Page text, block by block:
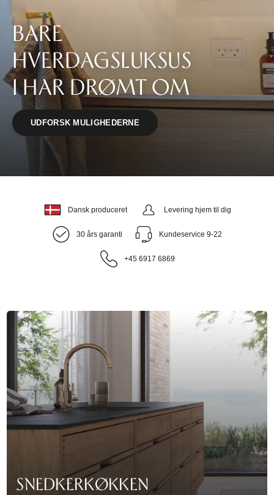
BARE
HVERDAGSLUKSUS
I HAR DRØMT OM
UDFORSK MULIGHEDERNE
Dansk produceret Levering hjem til dig
30 års garanti Kundeservice 9-22
+45 6917 6869
SNEDKERKØKKEN